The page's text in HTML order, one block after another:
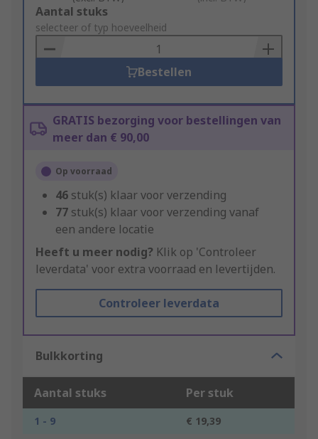
Add
to
Basket
Aantal stuks
selecteer of typ hoeveelheid
Bestellen
GRATIS bezorging voor bestellingen van
meer dan € 90,00
Op voorraad
46 stuk(s) klaar voor verzending
77 stuk(s) klaar voor verzending vanaf
een andere locatie
Heeft u meer nodig? Klik op 'Controleer
leverdata' voor extra voorraad en levertijden.
Controleer leverdata
Bulkkorting
Aantal stuks Per stuk
1 - 9
€ 19,39